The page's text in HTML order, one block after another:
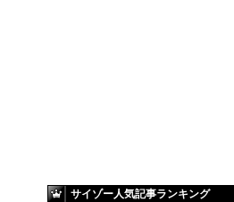
サイゾー人気記事ランキング